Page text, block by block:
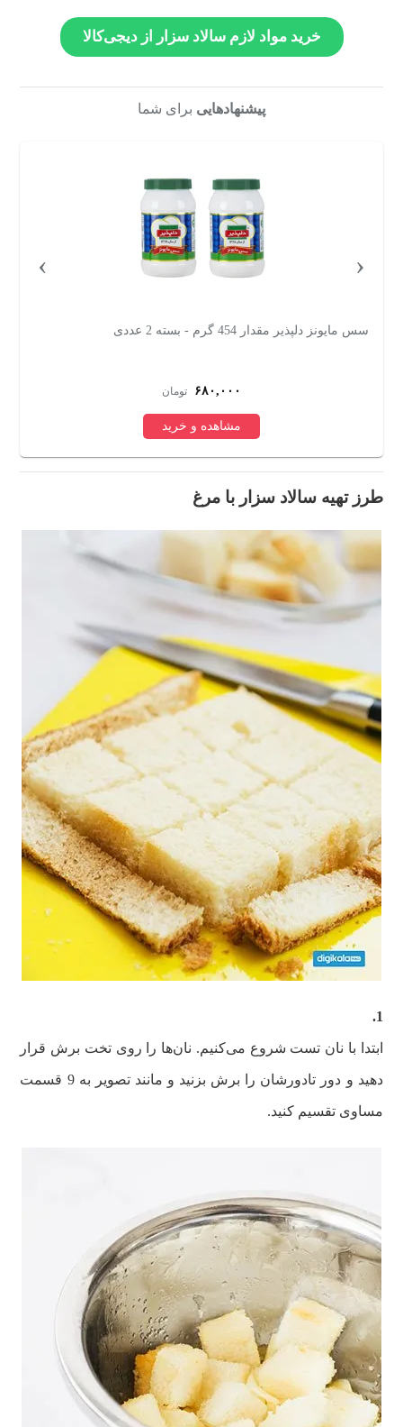
خرید مواد لازم سالاد سزار از دیجی‌کالا
پیشنهادهایی برای شما
سس مایونز کم چرب دلپذیر - 454 گرم بسته دو عددی
۵۶۰,۰۰۰ تومان
مشاهده و خرید
‹
›
طرز تهیه سالاد سزار با مرغ
1.
ابتدا با نان تست شروع می‌کنیم. نان‌ها را روی تخت برش قرار
دهید و دور تادورشان را برش بزنید و مانند تصویر به 9 قسمت
مساوی تقسیم کنید.